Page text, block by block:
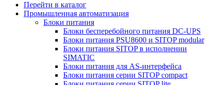
Перейти в каталог
Промышленная автоматизация
Блоки питания
Блоки бесперебойного питания DC-UPS
Блоки питания PSU8600 и SITOP modular
Блоки питания SITOP в исполнении
SIMATIC
Блоки питания для AS-интерфейса
Блоки питания серии SITOP compact